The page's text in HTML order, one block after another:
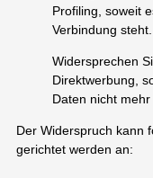
Profiling, soweit
Verbindung steht.
Widersprechen
Direktwerbung,
Daten nicht
Der Widerspruch kann
gerichtet werden an: